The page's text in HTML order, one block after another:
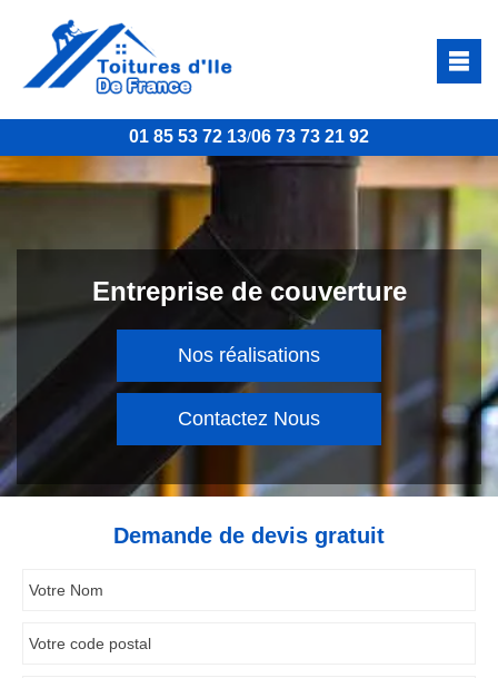
01 85 53 72 13/06 73 73 21 92
Entreprise de couverture
Nos réalisations
Contactez Nous
Demande de devis gratuit